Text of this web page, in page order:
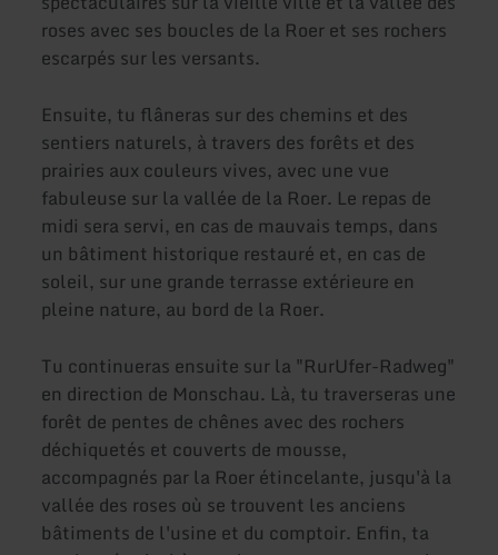
roses avec ses boucles de la Roer et ses rochers
escarpés sur les versants.
Ensuite, tu flâneras sur des chemins et des
sentiers naturels, à travers des forêts et des
prairies aux couleurs vives, avec une vue
fabuleuse sur la vallée de la Roer. Le repas de
midi sera servi, en cas de mauvais temps, dans
un bâtiment historique restauré et, en cas de
soleil, sur une grande terrasse extérieure en
pleine nature, au bord de la Roer.
Tu continueras ensuite sur la "RurUfer-Radweg"
en direction de Monschau. Là, tu traverseras une
forêt de pentes de chênes avec des rochers
déchiquetés et couverts de mousse,
accompagnés par la Roer étincelante, jusqu'à la
vallée des roses où se trouvent les anciens
bâtiments de l'usine et du comptoir. Enfin, ta